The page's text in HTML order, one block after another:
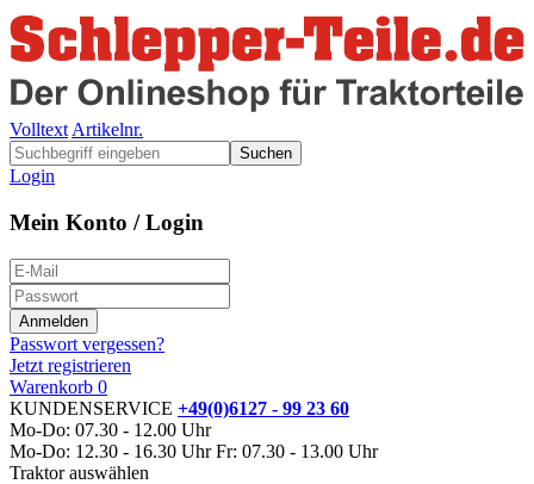
Volltext Artikelnr.
Suchen
Login
Mein Konto / Login
Passwort vergessen?
Jetzt registrieren
Warenkorb 0
KUNDENSERVICE +49(0)6127 - 99 23 60
Mo-Do: 07.30 - 12.00 Uhr
Mo-Do: 12.30 - 16.30 Uhr Fr: 07.30 - 13.00 Uhr
Traktor auswählen